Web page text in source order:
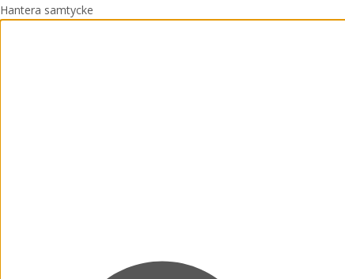
Hantera samtycke